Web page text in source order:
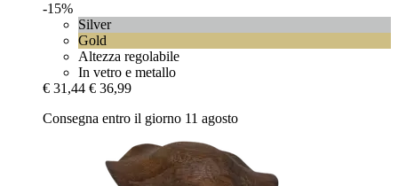
-15%
Silver
Gold
Altezza regolabile
In vetro e metallo
€ 31,44 € 36,99
Consegna entro il giorno 11 agosto